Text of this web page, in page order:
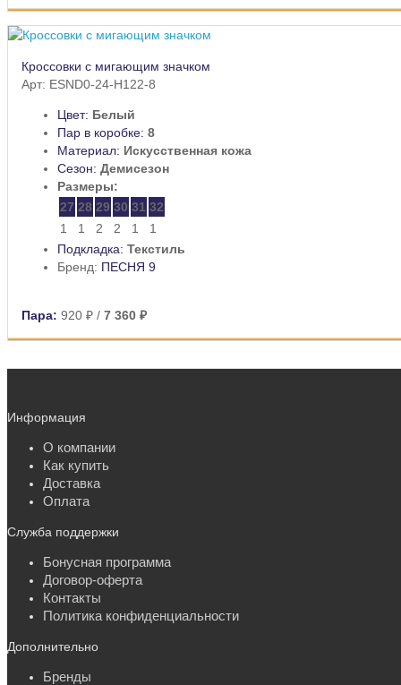
Кроссовки с мигающим значком
Арт: ESND0-24-H122-8
Цвет: Белый
Пар в коробке: 8
Материал: Искусственная кожа
Сезон: Демисезон
Размеры:
27 28 29 30 31 32
1
1 2 2 1
1
Подкладка: Текстиль
Бренд: ПЕСНЯ 9
Пара: 920 ₽ / 7 360 ₽
Информация
О компании
Как купить
Доставка
Оплата
Служба поддержки
Бонусная программа
Договор-оферта
Контакты
Политика конфиденциальности
Дополнительно
Бренды